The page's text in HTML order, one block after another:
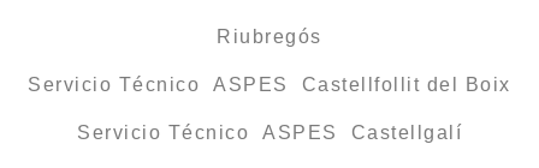
Riubregós
Servicio Técnico ASPES Castellfollit del Boix
Servicio Técnico ASPES Castellgalí